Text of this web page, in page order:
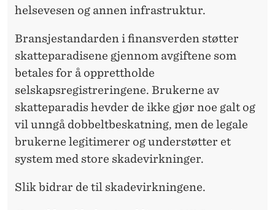
helsevesen og annen infrastruktur.
Bransjestandarden i finansverden støtter
skatteparadisene gjennom avgiftene som
betales for å opprettholde
selskapsregistreringene. Brukerne av
skatteparadis hevder de ikke gjør noe galt og
vil unngå dobbeltbeskatning, men de legale
brukerne legitimerer og understøtter et
system med store skadevirkninger.
Slik bidrar de til skadevirkningene.